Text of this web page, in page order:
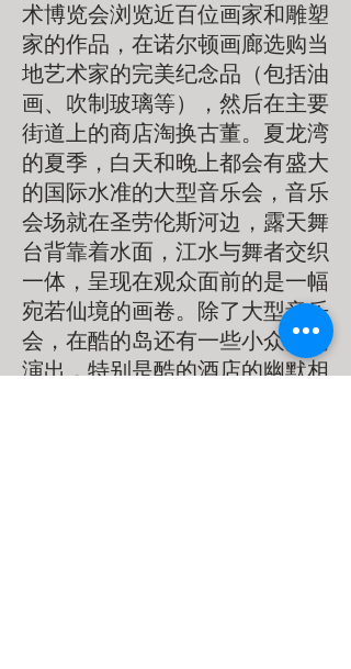
术博览会浏览近百位画家和雕塑
家的作品，在诺尔顿画廊选购当
地艺术家的完美纪念品（包括油
画、吹制玻璃等），然后在主要
街道上的商店淘换古董。夏龙湾
的夏季，白天和晚上都会有盛大
的国际水准的大型音乐会，音乐
会场就在圣劳伦斯河边，露天舞
台背靠着水面，江水与舞者交织
一体，呈现在观众面前的是一幅
宛若仙境的画卷。除了大型音乐
会，在酷的岛还有一些小众类的
演出，特别是酷的酒店的幽默相